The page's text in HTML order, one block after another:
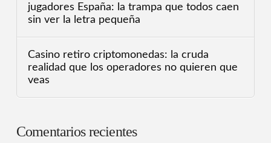
jugadores España: la trampa que todos caen
sin ver la letra pequeña
Casino retiro criptomonedas: la cruda
realidad que los operadores no quieren que
veas
Comentarios recientes